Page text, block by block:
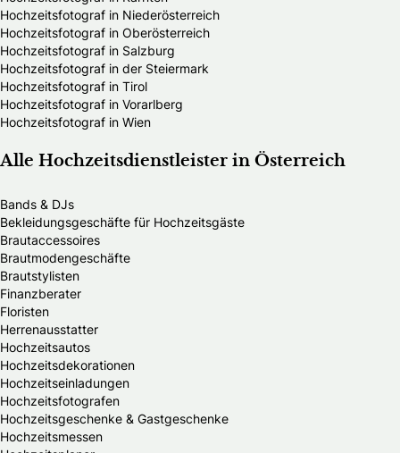
Hochzeitsfotograf in Niederösterreich
Hochzeitsfotograf in Oberösterreich
Hochzeitsfotograf in Salzburg
Hochzeitsfotograf in der Steiermark
Hochzeitsfotograf in Tirol
Hochzeitsfotograf in Vorarlberg
Hochzeitsfotograf in Wien
Alle Hochzeitsdienstleister in Österreich
Bands & DJs
Bekleidungsgeschäfte für Hochzeitsgäste
Brautaccessoires
Brautmodengeschäfte
Brautstylisten
Finanzberater
Floristen
Herrenausstatter
Hochzeitsautos
Hochzeitsdekorationen
Hochzeitseinladungen
Hochzeitsfotografen
Hochzeitsgeschenke & Gastgeschenke
Hochzeitsmessen